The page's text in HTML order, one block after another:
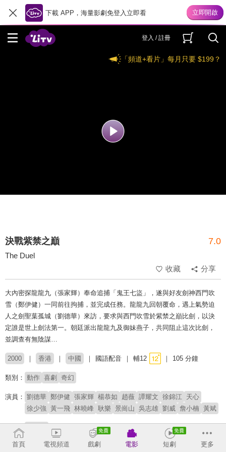
下載 APP，海量影劇免登入立即看
登入 / 註冊
「頻道+看片」每月只要 $199？
決戰紫禁之巔 7.0
The Duel
收藏
分享
大內密探龍龍九（張家輝）奉命追捕「鬼王七盜」，遂與好友劍神西門吹
雪（鄭伊健）一同前往拘捕，並完成任務。龍龍九回朝覆命，遇上氣勢迫
人之劍聖葉孤城（劉德華）來訪，要求與西門吹雪於紫禁之巔比劍，以決
定誰是世上劍法第一。朝廷派出龍龍九及御妹燕子，共同阻止這次比劍，
並調查有無陰謀…
2000 香港 中國 國語配音 輔12 105 分鐘
類別： 動作 喜劇 奇幻
演員： 劉德華 鄭伊健 張家輝 楊恭如 趙薇 譚耀文 徐錦江
天心
徐少強 黃一飛 林曉峰 耿樂 景崗山 吳志雄 劉威 詹小楠 黃斌
導演：
原著：
首頁 電視頻道 戲劇 電影 短劇 更多